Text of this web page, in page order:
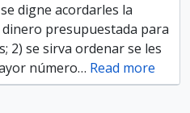
digne acordarles la
dinero presupuestada para
2) se sirva ordenar se les
número… Read more